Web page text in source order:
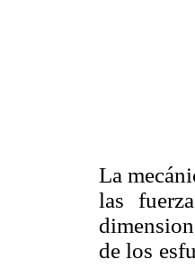
La
las
de los